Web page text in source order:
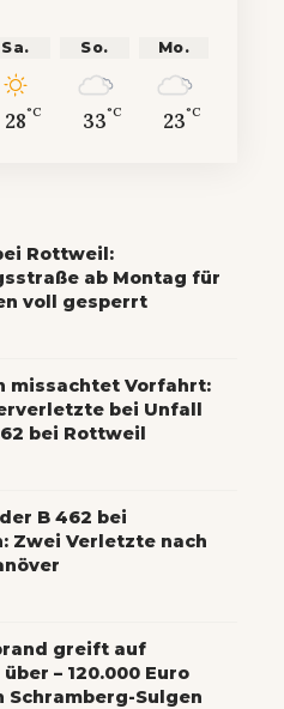
Sa.
28°C
So.
33°C
Mo.
23°C
Rottweil:
ab Montag für
voll gesperrt
missachtet Vorfahrt:
bei Unfall
bei Rottweil
B 462 bei
Zwei Verletzte nach
greift auf
– 120.000 Euro
Schramberg-Sulgen